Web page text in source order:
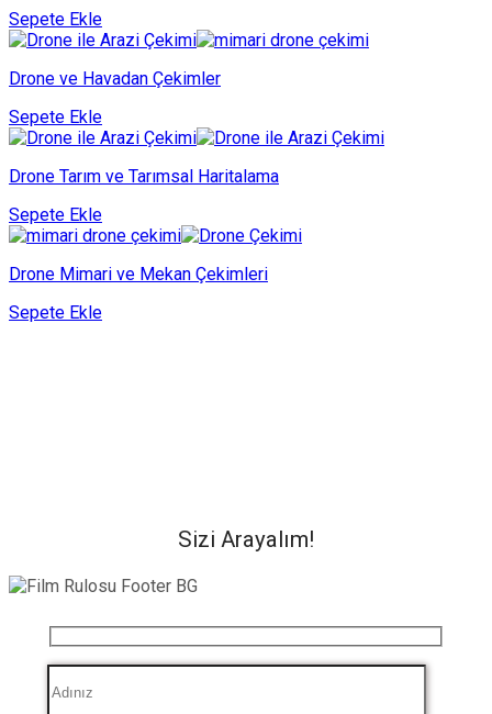
Sepete Ekle
Drone ve Havadan Çekimler
Sepete Ekle
Drone Tarım ve Tarımsal Haritalama
Sepete Ekle
Drone Mimari ve Mekan Çekimleri
Sepete Ekle
Sizi Arayalım!